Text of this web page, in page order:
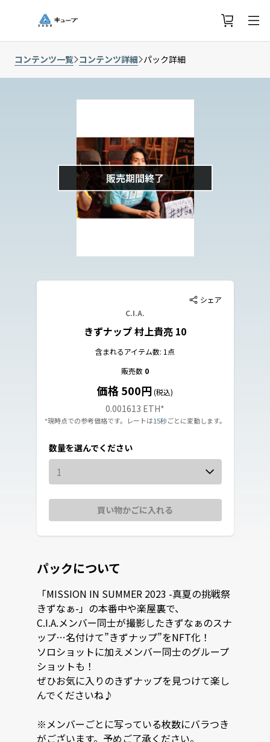
コンテンツ一覧 コンテンツ詳細 パック詳細
販売期間終了
シェア
C.I.A.
きずナップ 村上貴亮 10
含まれるアイテム数: 1点
販売数 0
価格 500円(税込)
0.001613 ETH*
*現時点での参考価格です。レートは15秒ごとに変動します。
数量を選んでください
1
買い物かごに入れる
パックについて
「MISSION IN SUMMER 2023 -真夏の挑戦祭
きずなぁ-」の本番中や楽屋裏で、
C.I.A.メンバー同士が撮影したきずなぁのスナ
ップ…名付けて”きずナップ”をNFT化！
ソロショットに加えメンバー同士のグループ
ショットも！
ぜひお気に入りのきずナップを見つけて楽し
んでくださいね♪
※メンバーごとに写っている枚数にバラつき
がございます。予めご了承ください。